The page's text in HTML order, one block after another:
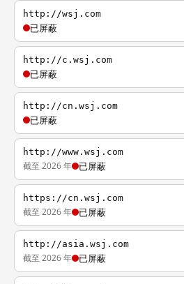
http://wsj.com
已屏蔽
http://c.wsj.com
已屏蔽
http://cn.wsj.com
已屏蔽
http://www.wsj.com
截至 2026 年 已屏蔽
https://cn.wsj.com
截至 2026 年 已屏蔽
http://asia.wsj.com
截至 2026 年 已屏蔽